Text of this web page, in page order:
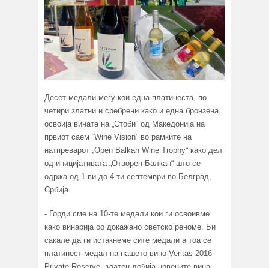
Десет медали меѓу кои една платинеста, по
четири златни и сребрени како и една бронзена
освоија вината на „Стоби“ од Македонија на
првиот саем “Wine Vision” во рамките на
натпреварот „Open Balkan Wine Trophy“ како дел
од иницијативата „Отворен Балкан“ што се
одржа од 1-ви до 4-ти септември во Белград,
Србија.
- Горди сме на 10-те медали кои ги освоивме
како винарија со докажано светско реноме. Би
сакале да ги истакнеме сите медали а тоа се
платинест медал на нашето вино Veritas 2016